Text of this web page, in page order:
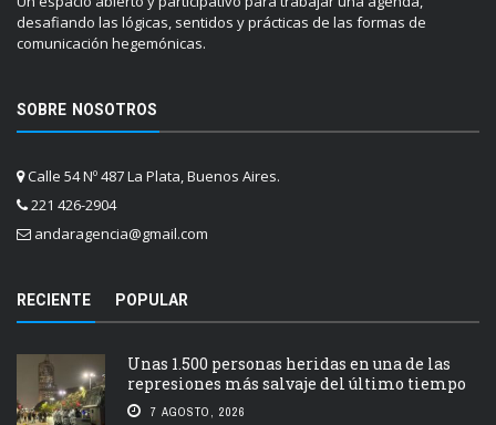
desafiando las lógicas, sentidos y prácticas de las formas de
comunicación hegemónicas.
SOBRE NOSOTROS
Calle 54 Nº 487 La Plata, Buenos Aires.
221 426-2904
andaragencia@gmail.com
RECIENTE POPULAR
Unas 1.500 personas heridas en una de las
represiones más salvaje del último tiempo
7 AGOSTO, 2026